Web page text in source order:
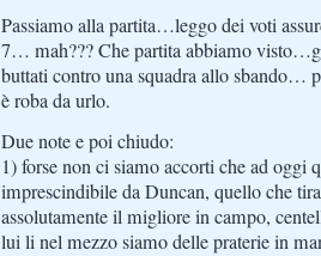
Passiamo alla partita…leggo dei voti
7… mah??? Che partita abbiamo
buttati contro una squadra allo sbando…
è roba da urlo.
Due note e poi chiudo:
1) forse non ci siamo accorti che ad oggi
imprescindibile da Duncan, quello che
assolutamente il migliore in campo,
lui li nel mezzo siamo delle praterie in